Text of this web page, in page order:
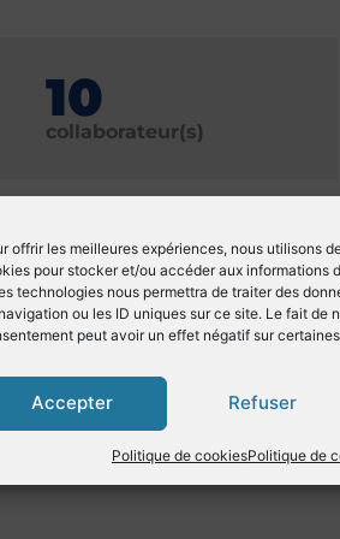
offrir les meilleures expériences, nous utilisons
pour stocker et/ou accéder aux informations
technologies nous permettra de traiter des
ou les ID uniques sur ce site. Le fait de
peut avoir un effet négatif sur
Accepter Refuser
Politique de cookiesPolitique de
10
collaborateur(s)
de service sur les
complet